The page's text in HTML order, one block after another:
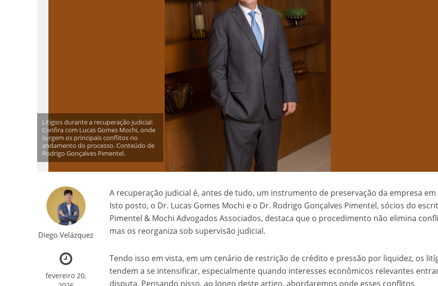
Litígios durante a recuperação judicial:
Confira com Lucas Gomes Mochi, onde
surgem os principais conflitos no
andamento do processo. Conteúdo de
Rodrigo Gonçalves Pimentel.
Diego Velázquez
fevereiro 20,
A recuperação judicial é, antes de tudo, um instrumento de preservação da empresa em
Isto posto, o Dr. Lucas Gomes Mochi e o Dr. Rodrigo Gonçalves Pimentel, sócios do
Pimentel & Mochi Advogados Associados, destaca que o procedimento não elimina
mas os reorganiza sob supervisão judicial.
Tendo isso em vista, em um cenário de restrição de crédito e pressão por liquidez, os
tendem a se intensificar, especialmente quando interesses econômicos relevantes
disputa. Pensando nisso, ao longo deste artigo, abordaremos onde esses conflitos